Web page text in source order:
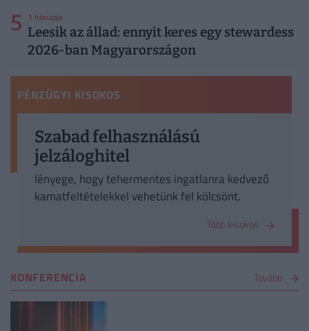
5 1 hónapja
Leesik az állad: ennyit keres egy stewardess
2026-ban Magyarországon
PÉNZÜGYI KISOKOS
Szabad felhasználású
jelzáloghitel
lényege, hogy tehermentes ingatlanra kedvező
kamatfeltételekkel vehetünk fel kölcsönt.
Több kisokos
KONFERENCIA Tovább